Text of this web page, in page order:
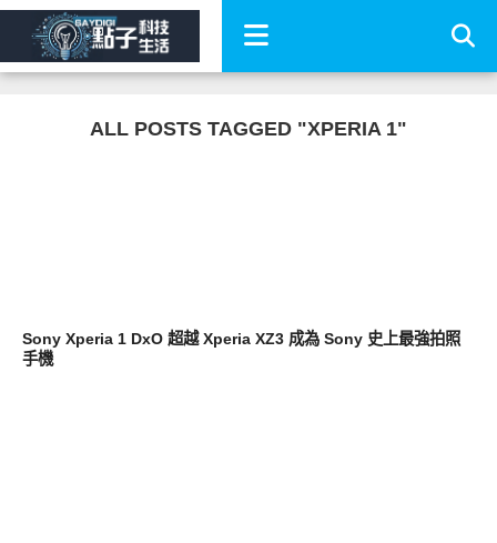
ALL POSTS TAGGED "XPERIA 1"
Sony Xperia 1 DxO 超越 Xperia XZ3 成為 Sony 史上最強拍照
手機